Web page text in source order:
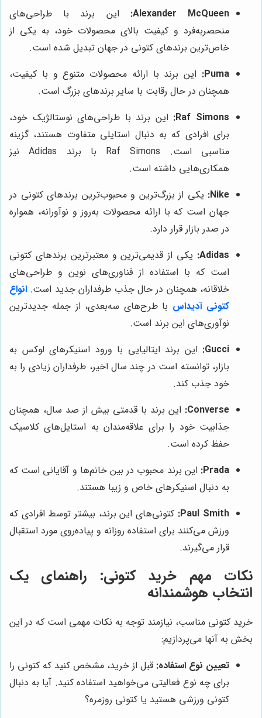
Alexander McQueen:
این برند با طراحی‌های
منحصربه‌فرد و کیفیت بالای محصولات خود، به یکی از
خاص‌ترین برندهای کتونی در جهان تبدیل شده است.
Puma: این برند با ارائه محصولات متنوع و با کیفیت،
همچنان در حال رقابت با سایر برندهای بزرگ است.
Raf Simons: این برند با طراحی‌های نوستالژیک خود،
برای افرادی که به دنبال استایلی متفاوت هستند، گزینه
مناسبی است. Raf Simons با برند Adidas نیز
همکاری‌هایی داشته است.
Nike: یکی از بزرگ‌ترین و محبوب‌ترین برندهای کتونی در
جهان است که با ارائه محصولات به‌روز و نوآورانه، همواره
در صدر بازار قرار دارد.
Adidas: یکی از قدیمی‌ترین و معتبرترین برندهای کتونی
است که با استفاده از فناوری‌های نوین و طراحی‌های
خلاقانه، همچنان در حال جذب طرفداران جدید است. انواع
کتونی آدیداس با طرح‌های سه‌بعدی، از جمله جدیدترین
نوآوری‌های این برند است.
Gucci: این برند ایتالیایی با ورود اسنیکرهای لوکس به
بازار، توانسته است در چند سال اخیر، طرفداران زیادی را به
خود جذب کند.
Converse: این برند با قدمتی بیش از صد سال، همچنان
جذابیت خود را برای علاقه‌مندان به استایل‌های کلاسیک
حفظ کرده است.
Prada: این برند محبوب در بین خانم‌ها و آقایانی است که
به دنبال اسنیکرهای خاص و زیبا هستند.
Paul Smith: کتونی‌های این برند، بیشتر توسط افرادی که
ورزش می‌کنند برای استفاده روزانه و پیاده‌روی مورد استقبال
قرار می‌گیرند.
نکات مهم خرید کتونی: راهنمای یک
انتخاب هوشمندانه
خرید کتونی مناسب، نیازمند توجه به نکات مهمی است که در این
بخش به آنها می‌پردازیم:
تعیین نوع استفاده: قبل از خرید، مشخص کنید که کتونی را
برای چه نوع فعالیتی می‌خواهید استفاده کنید. آیا به دنبال
کتونی ورزشی هستید یا کتونی روزمره؟